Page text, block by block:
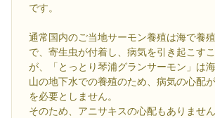
です。
通常国内のご当地サーモン養殖は海で養
で、寄生虫が付着し、病気を引き起こす
が、「とっとり琴浦グランサーモン」は
山の地下水での養殖のため、病気の心配
を必要としません。
そのため、アニサキスの心配もありません